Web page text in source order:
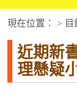
:::中央區塊
華文視障電子圖書網
現在位置： >
近期新
理懸疑